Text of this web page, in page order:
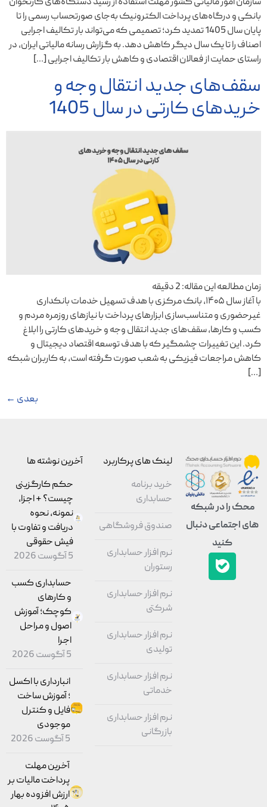
بانکی و درگاه‌های پرداخت الکترونیک به‌جای صورتحساب رسمی را تا
پایان سال 1405 تمدید کرد؛ تصمیمی که می‌تواند بار تکالیف اجرایی
اصناف را تا یک سال دیگر کاهش دهد. به گزارش رسانه مالیاتی ایران، در
راستای حمایت از فعالان اقتصادی و کاهش بار تکالیف اجرایی […]
سقف‌های جدید انتقال وجه و
خریدهای کارتی در سال 1405
زمان مطالعه این مقاله:2دقیقه
با آغاز سال ۱۴۰۵، بانک مرکزی با هدف تسهیل خدمات بانکداری
غیرحضوری و متناسب‌سازی ابزارهای پرداخت با نیازهای روزمره مردم و
کسب و کارها، سقف‌های جدید انتقال وجه و خریدهای کارتی را ابلاغ
کرد. این تغییرات چشمگیر که با هدف توسعه اقتصاد دیجیتال و
کاهش مراجعات فیزیکی به شعب صورت گرفته است، به کاربران شبکه
[…]
بعدی ←
محک را در شبکه
های اجتماعی دنبال
کنید
لینک های پرکاربرد
خرید برنامه
حسابداری
صندوق فروشگاهی
نرم افزار حسابداری
رستوران
نرم افزار حسابداری
شرکتی
نرم افزار حسابداری
تولیدی
نرم افزار حسابداری
خدماتی
نرم افزار حسابداری
بازرگانی
آخرین نوشته ها
حکم کارگزینی
چیست؟ + اجزا،
نمونه، نحوه
دریافت و تفاوت با
فیش حقوقی
5 آگوست 2026
حسابداری کسب
و کارهای
کوچک؛ آموزش
اصول و مراحل
اجرا
5 آگوست 2026
انبارداری با اکسل
؛ آموزش ساخت
فایل و کنترل
موجودی
5 آگوست 2026
آخرین مهلت
پرداخت مالیات بر
ارزش افزوده بهار